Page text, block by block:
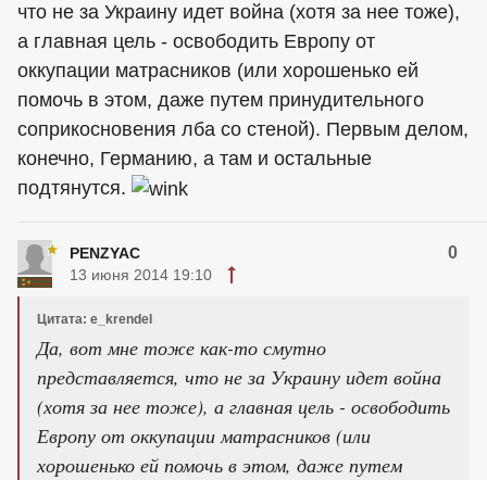
что не за Украину идет война (хотя за нее тоже),
а главная цель - освободить Европу от
оккупации матрасников (или хорошенько ей
помочь в этом, даже путем принудительного
соприкосновения лба со стеной). Первым делом,
конечно, Германию, а там и остальные
подтянутся.
PENZYAC 0
13 июня 2014 19:10
Цитата: e_krendel
Да, вот мне тоже как-то смутно
представляется, что не за Украину идет война
(хотя за нее тоже), а главная цель - освободить
Европу от оккупации матрасников (или
хорошенько ей помочь в этом, даже путем